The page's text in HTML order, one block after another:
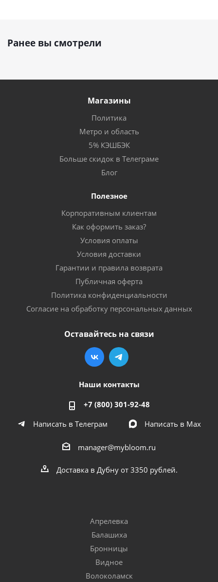
Ранее вы смотрели
Магазины
Политика
Метро и область
5% КЭШБЭК
Больше скидок в Телеграме
Блог
Полезное
Корпоративным клиентам
Как оформить заказ?
Условия оплаты
Условия доставки
Гарантии и правила возврата
Публичная оферта
Политика конфиденциальности
Согласие на обработку персональных данных
Оставайтесь на связи
Наши контакты
+7 (800) 301-92-48
Написать в Телеграм
Написать в Мах
manager@mybloom.ru
Доставка в Дубну от 3350 рублей.
Апрелевка
Балашиха
Бронницы
Видное
Волоколамск